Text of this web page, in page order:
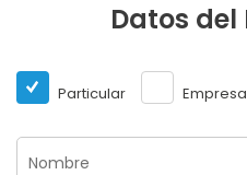
Datos del
Particular Empresa